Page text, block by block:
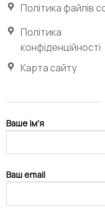
Політика файлів
Політика
конфіденційності
Карта сайту
Ваше ім'я
Ваш email